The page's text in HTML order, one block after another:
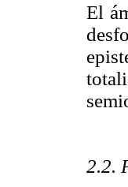
El
2.2.